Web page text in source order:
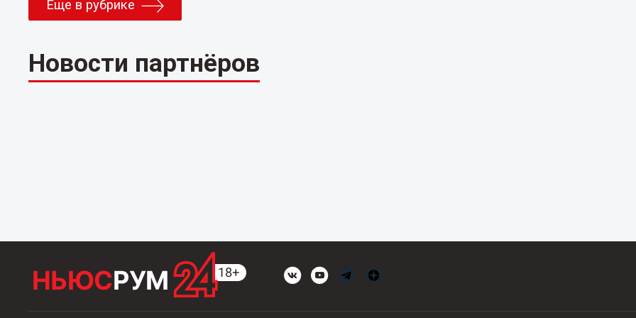
Еще в рубрике
Новости партнёров